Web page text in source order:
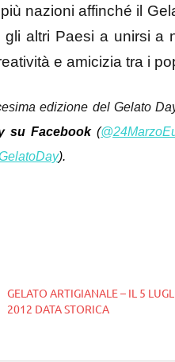
nazioni affinché il
altri Paesi a unirsi a
e amicizia tra i
edizione del Gelato
su Facebook(
).
GELATO ARTIGIANALE – IL 5
2012 DATA STORICA